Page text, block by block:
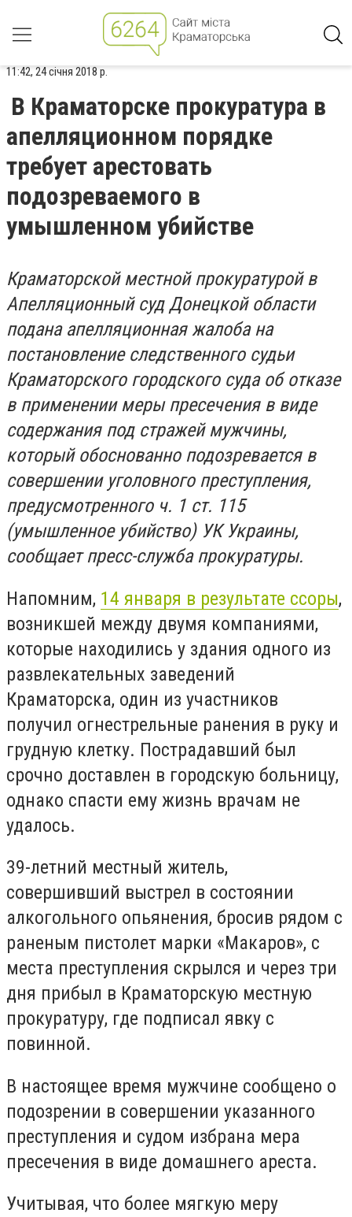
11:42, 24 січня 2018 р.
В Краматорске прокуратура в
апелляционном порядке
требует арестовать
подозреваемого в
умышленном убийстве
Краматорской местной прокуратурой в
Апелляционный суд Донецкой области
подана апелляционная жалоба на
постановление следственного судьи
Краматорского городского суда об отказе
в применении меры пресечения в виде
содержания под стражей мужчины,
который обоснованно подозревается в
совершении уголовного преступления,
предусмотренного ч. 1 ст. 115
(умышленное убийство) УК Украины,
сообщает пресс-служба прокуратуры.
Напомним, 14 января в результате ссоры,
возникшей между двумя компаниями,
которые находились у здания одного из
развлекательных заведений
Краматорска, один из участников
получил огнестрельные ранения в руку и
грудную клетку. Пострадавший был
срочно доставлен в городскую больницу,
однако спасти ему жизнь врачам не
удалось.
39-летний местный житель,
совершивший выстрел в состоянии
алкогольного опьянения, бросив рядом с
раненым пистолет марки «Макаров», с
места преступления скрылся и через три
дня прибыл в Краматорскую местную
прокуратуру, где подписал явку с
повинной.
В настоящее время мужчине сообщено о
подозрении в совершении указанного
преступления и судом избрана мера
пресечения в виде домашнего ареста.
Учитывая, что более мягкую меру